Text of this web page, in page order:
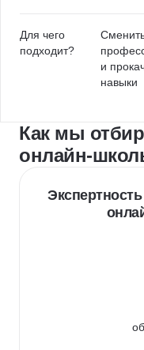
Для чего
подходит?
и
навыки
Как мы
онлайн-